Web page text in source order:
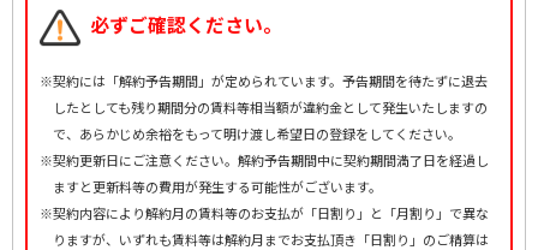
必ずご確認ください。
※契約には「解約予告期間」が定められています。予告期間を待たずに退去
したとしても残り期間分の賃料等相当額が違約金として発生いたしますの
で、あらかじめ余裕をもって明け渡し希望日の登録をしてください。
※契約更新日にご注意ください。解約予告期間中に契約期間満了日を経過し
ますと更新料等の費用が発生する可能性がございます。
※契約内容により解約月の賃料等のお支払が「日割り」と「月割り」で異な
りますが、いずれも賃料等は解約月までお支払頂き「日割り」のご精算は